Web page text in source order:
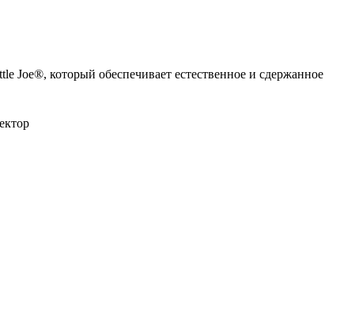
Joe®, который обеспечивает естественное и сдержанное